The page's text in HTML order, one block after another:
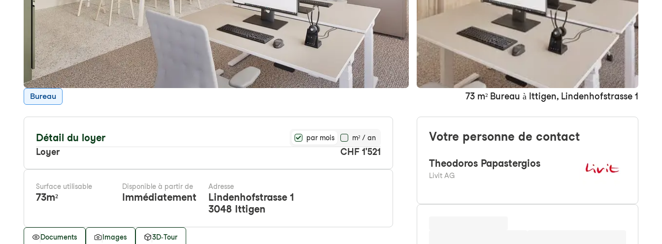
+ 2 images
73 m² Bureau à Ittigen, Lindenhofstrasse 1
Bureau
Détail du loyer par mois m² / an
Loyer CHF 1'521
Surface utilisable
73m²
Disponible à partir de
Immédiatement
Adresse
Lindenhofstrasse 1
3048 Ittigen
Documents Images 3D-Tour
Votre personne de contact
Theodoros Papastergios
Livit AG